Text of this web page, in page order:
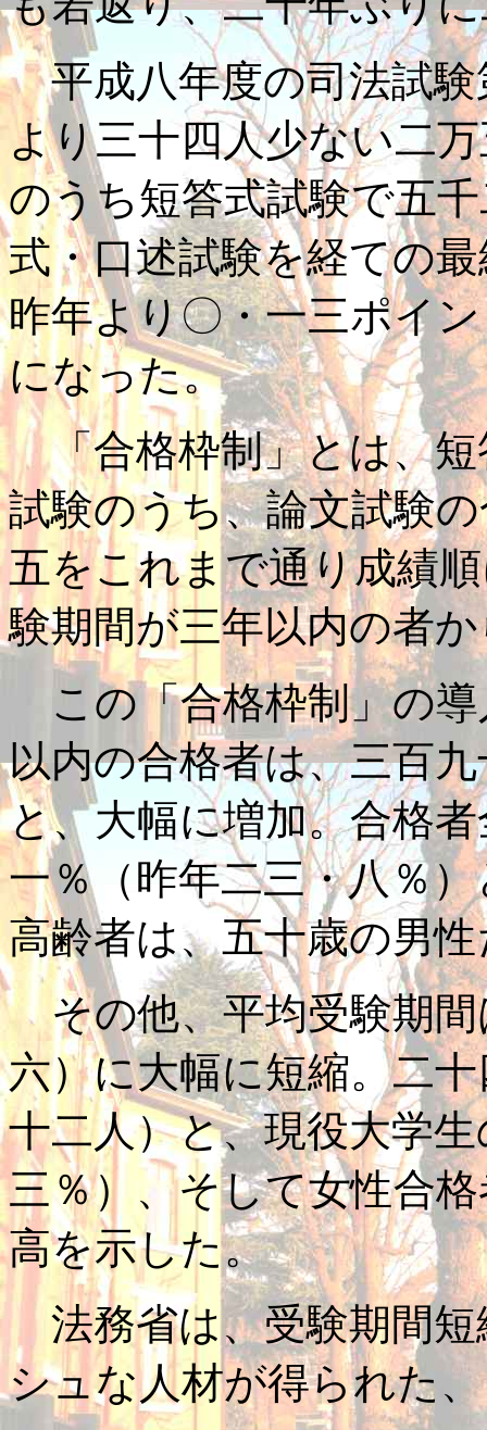
平成八年度の司法試験
より三十四人少ない二
のうち短答式試験で五
式・口述試験を経ての
昨年より〇・一三ポイ
になった。
「合格枠制」とは、短
試験のうち、論文試験
五をこれまで通り成績
験期間が三年以内の者
この「合格枠制」の
以内の合格者は、三百
と、大幅に増加。合格
一％（昨年二三・八％
高齢者は、五十歳の男
その他、平均受験期間
六）に大幅に短縮。二
十二人）と、現役大学
三％）、そして女性合
高を示した。
法務省は、受験期間
シュな人材が得られた